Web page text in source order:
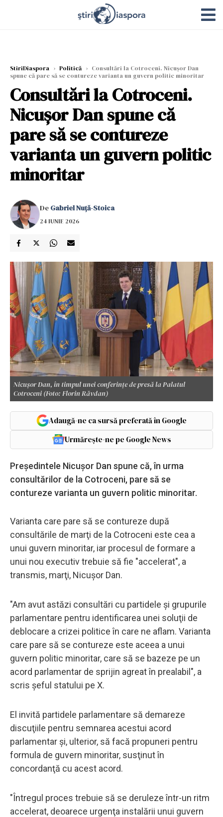
StiriDiaspora › Politică › Consultări la Cotroceni. Nicuşor Dan
spune că pare să se contureze varianta un guvern politic minoritar
Consultări la Cotroceni.
Nicuşor Dan spune că
pare să se contureze
varianta un guvern politic
minoritar
De Gabriel Nuță-Stoica
24 IUNIE 2026
Nicușor Dan, în timpul unei conferințe de presă la Palatul
Cotroceni (Foto: Florin Răvdan)
Adaugă-ne ca sursă preferată în Google
Urmărește-ne pe Google News
Președintele Nicuşor Dan spune că, în urma
consultărilor de la Cotroceni, pare să se
contureze varianta un guvern politic minoritar.
Varianta care pare să se contureze după
consultările de marţi de la Cotroceni este cea a
unui guvern minoritar, iar procesul de formare a
unui nou executiv trebuie să fie "accelerat", a
transmis, marţi, Nicuşor Dan.
"Am avut astăzi consultări cu partidele şi grupurile
parlamentare pentru identificarea unei soluţii de
deblocare a crizei politice în care ne aflam. Varianta
care pare să se contureze este aceea a unui
guvern politic minoritar, care să se bazeze pe un
acord parlamentar de sprijin agreat în prealabil", a
scris şeful statului pe X.
El invită partidele parlamentare să demareze
discuţiile pentru semnarea acestui acord
parlamentar şi, ulterior, să facă propuneri pentru
formula de guvern minoritar, susţinut în
concordanţă cu acest acord.
"Întregul proces trebuie să se deruleze într-un ritm
accelerat, deoarece urgenţa instalării unui guvern